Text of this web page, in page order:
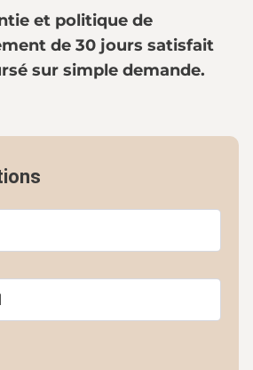
et politique de
de 30 jours satisfait
sur simple demande.